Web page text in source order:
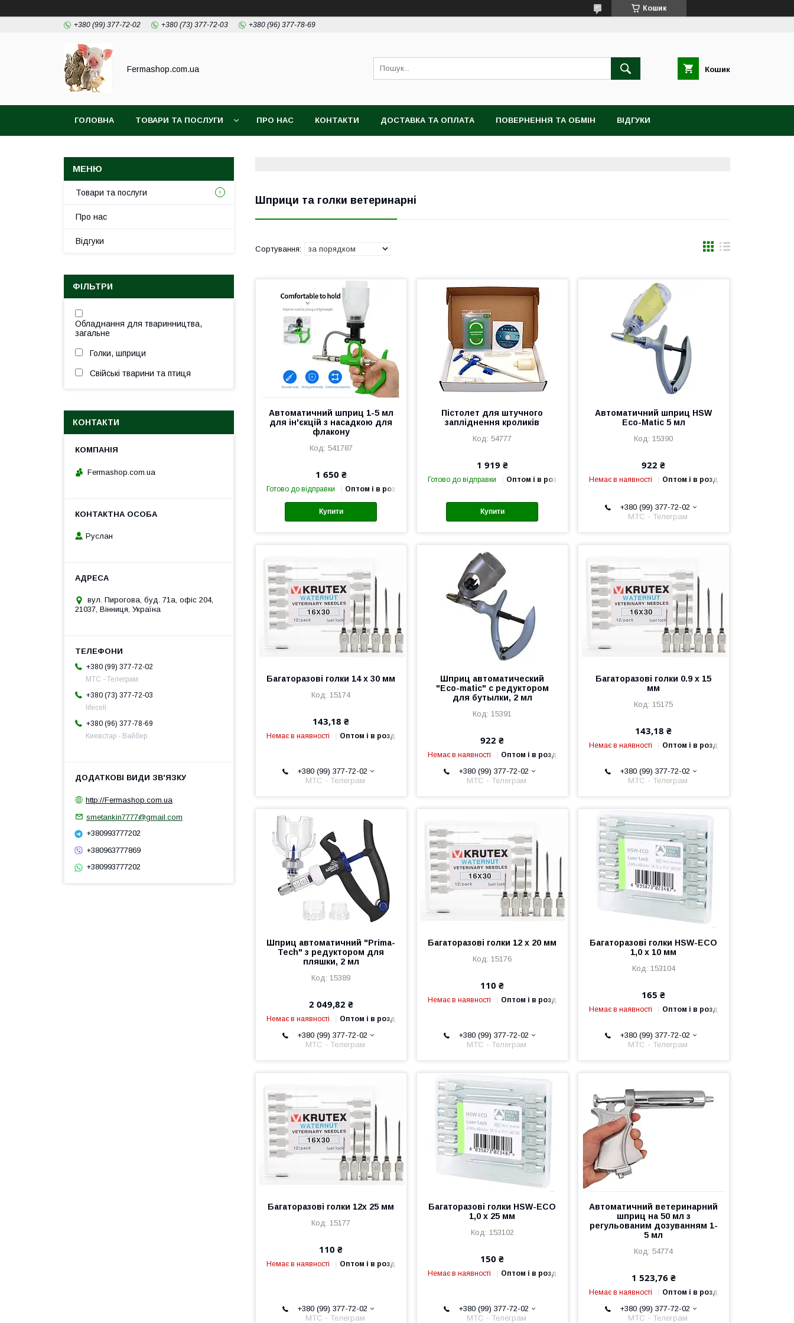
Кошик
+380 (99) 377-72-02 +380 (73) 377-72-03 +380 (96) 377-78-69
Fermashop.com.ua Кошик
ГОЛОВНА ТОВАРИ ТА ПОСЛУГИ ПРО НАС КОНТАКТИ ДОСТАВКА ТА ОПЛАТА ПОВЕРНЕННЯ ТА ОБМІН ВІДГУКИ
Шприци та голки ветеринарні
Автоматичний шприц 1-5 мл
для ін'єкцій з насадкою для
флакону
541787
1 650 ₴
Готово до відправки Оптом і в роздріб
Купити
Пістолет для штучного
запліднення кроликів
54777
1 919 ₴
Готово до відправки Оптом і в роздріб
Купити
Автоматичний шприц HSW
Eco-Matic 5 мл
15390
922 ₴
Немає в наявності Оптом і в роздріб
+380 (99) 377-72-02
МТС - Телеграм
Багаторазові голки 14 х 30 мм
15174
143,18 ₴
Немає в наявності Оптом і в роздріб
+380 (99) 377-72-02
МТС - Телеграм
Шприц автоматический
"Eco-matic" с редуктором
для бутылки, 2 мл
15391
922 ₴
Немає в наявності Оптом і в роздріб
+380 (99) 377-72-02
МТС - Телеграм
Багаторазові голки 0.9 х 15
мм
15175
143,18 ₴
Немає в наявності Оптом і в роздріб
+380 (99) 377-72-02
МТС - Телеграм
Шприц автоматичний "Prima-
Tech" з редуктором для
пляшки, 2 мл
15389
2 049,82 ₴
Немає в наявності Оптом і в роздріб
+380 (99) 377-72-02
МТС - Телеграм
Багаторазові голки 12 х 20 мм
15176
110 ₴
Немає в наявності Оптом і в роздріб
+380 (99) 377-72-02
МТС - Телеграм
Багаторазові голки HSW-ECO
1,0 х 10 мм
153104
165 ₴
Немає в наявності Оптом і в роздріб
+380 (99) 377-72-02
МТС - Телеграм
Багаторазові голки 12х 25 мм
15177
110 ₴
Немає в наявності Оптом і в роздріб
+380 (99) 377-72-02
МТС - Телеграм
Багаторазові голки HSW-ECO
1,0 х 25 мм
153102
150 ₴
Немає в наявності Оптом і в роздріб
+380 (99) 377-72-02
МТС - Телеграм
Автоматичний ветеринарний
шприц на 50 мл з
регульованим дозуванням 1-
5 мл
54774
1 523,76 ₴
Немає в наявності Оптом і в роздріб
+380 (99) 377-72-02
МТС - Телеграм
Товари та послуги
Про нас
Відгуки
ФІЛЬТРИ
Обладнання для тваринництва,
загальне
Голки, шприци
Свійські тварини та птиця
КОНТАКТИ
Fermashop.com.ua
Руслан
вул. Пирогова, буд. 71а, офіс 204,
21037, Вінниця, Україна
+380 (99) 377-72-02
МТС - Телеграм
+380 (73) 377-72-03
lifecell
+380 (96) 377-78-69
Киевстар - Вайбер
http://Fermashop.com.ua
smetankin7777@gmail.com
+380993777202
+380963777869
+380993777202